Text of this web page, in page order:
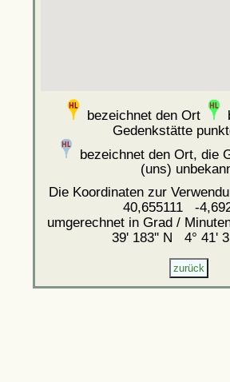
bezeichnet den Ort
Gedenkstätte
bezeichnet den Ort, die
(uns)
Die Koordinaten zur
40,655111 -
umgerechnet in Grad /
39' 183'' N 4° 41'